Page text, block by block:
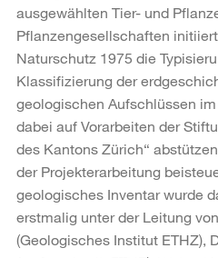
ausgewählten Tier- und
Pflanzengesellschaften
Naturschutz 1975 die
Klassifizierung der
geologischen Aufschlüssen
dabei auf Vorarbeiten der
des Kantons Zürich“
der Projekterarbeitung
geologisches Inventar wurde
erstmalig unter der Leitung
(Geologisches Institut ETHZ),